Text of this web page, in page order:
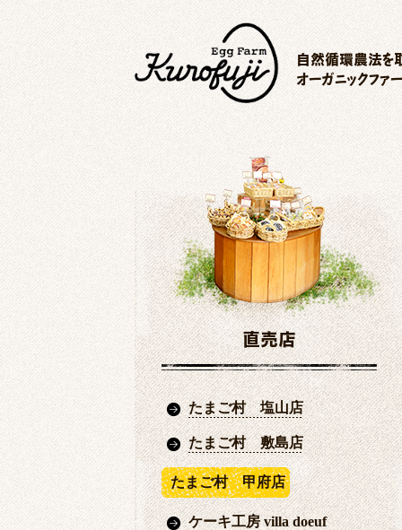
自然循環農法を
オーガニックファ
直売店
たまご村 塩山店
たまご村 敷島店
たまご村 甲府店
ケーキ工房 villa doeuf